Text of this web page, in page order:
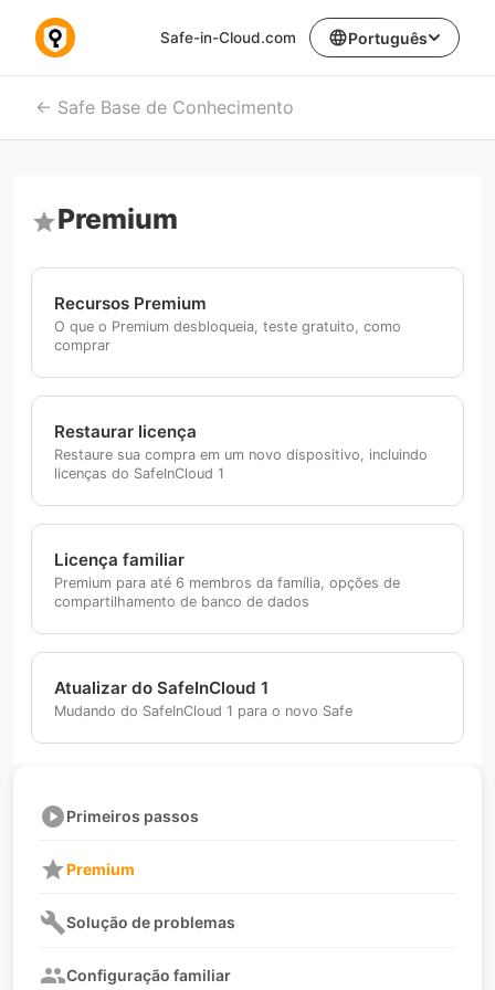
Safe-in-Cloud.com languagePortuguês
Safe Base de Conhecimento
play_circlePrimeiros passos
starPremium
buildSolução de problemas
groupConfiguração familiar
starPremium
Recursos Premium
O que o Premium desbloqueia, teste gratuito, como
comprar
Restaurar licença
Restaure sua compra em um novo dispositivo, incluindo
licenças do SafeInCloud 1
Licença familiar
Premium para até 6 membros da família, opções de
compartilhamento de banco de dados
Atualizar do SafeInCloud 1
Mudando do SafeInCloud 1 para o novo Safe